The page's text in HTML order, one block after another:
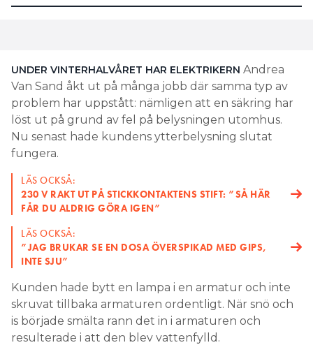
UNDER VINTERHALVÅRET HAR ELEKTRIKERN Andrea
Van Sand åkt ut på många jobb där samma typ av
problem har uppstått: nämligen att en säkring har
löst ut på grund av fel på belysningen utomhus.
Nu senast hade kundens ytterbelysning slutat
fungera.
LÄS OCKSÅ:
230 V RAKT UT PÅ STICKKONTAKTENS STIFT: ”SÅ HÄR
FÅR DU ALDRIG GÖRA IGEN”
LÄS OCKSÅ:
”JAG BRUKAR SE EN DOSA ÖVERSPIKAD MED GIPS,
INTE SJU”
Kunden hade bytt en lampa i en armatur och inte
skruvat tillbaka armaturen ordentligt. När snö och
is började smälta rann det in i armaturen och
resulterade i att den blev vattenfylld.